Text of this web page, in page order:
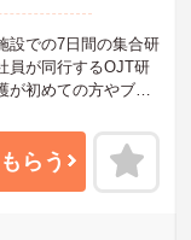
設での7日間の集合研
員が同行するOJT研
が初めての方やブラ
を解消しながら、
まで、幅広い年齢層
らう